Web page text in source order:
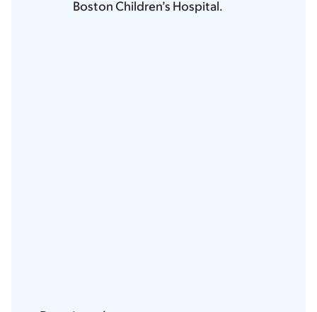
Boston Children’s Hospital.